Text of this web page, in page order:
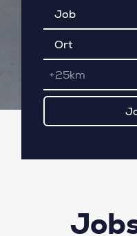
+25km